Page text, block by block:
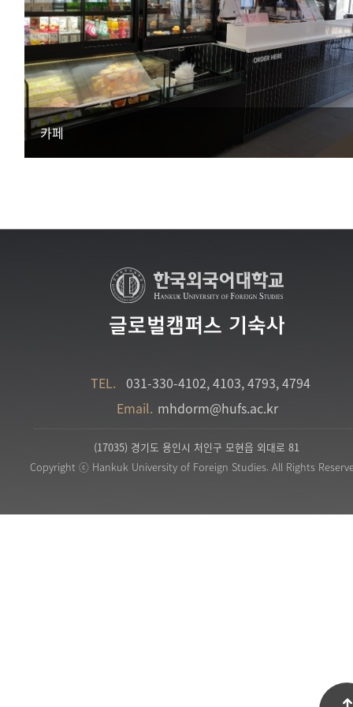
카페
글로벌캠퍼스 기숙사
TEL. 031-330-4102, 4103, 4793, 4794
Email. mhdorm@hufs.ac.kr
(17035) 경기도 용인시 처인구 모현읍 외대로 81
Copyright ⓒ Hankuk University of Foreign Studies. All Rights